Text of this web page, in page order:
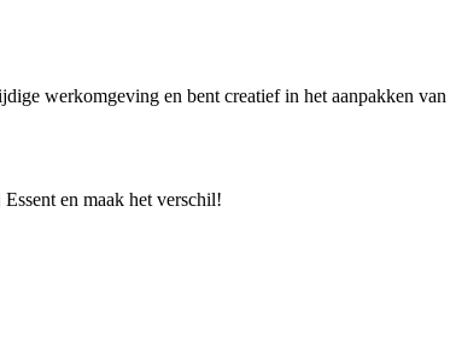
werkomgeving en bent creatief in het aanpakken van
en maak het verschil!